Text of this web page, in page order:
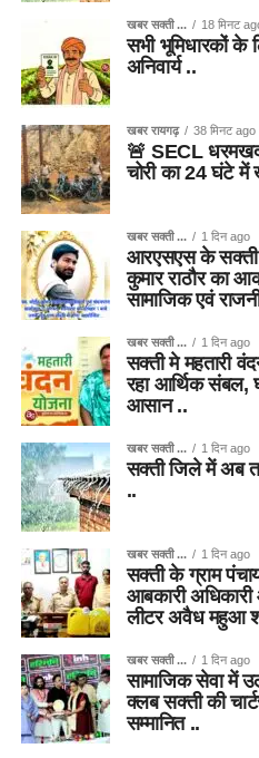
खबर सक्ती ... 18 मिनट
सभी भूमिधारकों के
अनिवार्य ..
खबर रायगढ़ 38 मिनट ago
🚨 SECL
चोरी का 24 घंटे में
खबर सक्ती ... 1 दिन ago
आरएसएस के सक्ती
कुमार राठौर का
सामाजिक एवं
खबर सक्ती ... 1 दिन ago
सक्ती मे महतारी
रहा आर्थिक
आसान ..
खबर सक्ती ... 1 दिन ago
सक्ती जिले में अब
..
खबर सक्ती ... 1 दिन ago
सक्ती के ग्राम
आबकारी
लीटर अवैध महुआ
खबर सक्ती ... 1 दिन ago
सामाजिक सेवा में
क्लब सक्ती की
सम्मानित ..